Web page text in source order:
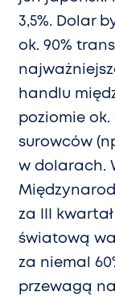
3,5%. Dolar
ok. 90%
handlu
poziomie ok.
surowców
w dolarach.
za III
światową
za niemal
przewagą